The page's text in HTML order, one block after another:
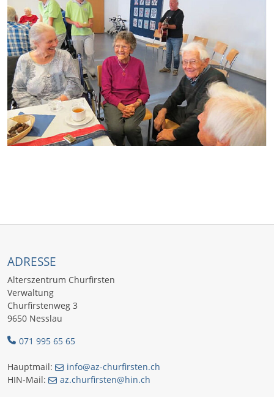
ADRESSE
Alterszentrum Churfirsten
Verwaltung
Churfirstenweg 3
9650 Nesslau
071 995 65 65
Hauptmail:
info@az-churfirsten.ch
HIN-Mail:
az.churfirsten@hin.ch